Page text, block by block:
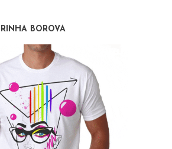
BOROVA